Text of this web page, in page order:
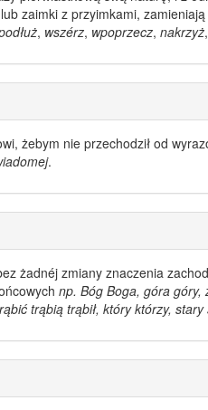
zaimki z przyimkami,
, wszérz, wpoprzecz, nakrzyż,
żebym nie przechodził od
.
żadnéj zmiany znaczenia
np. Bóg Boga, góra góry,
trąbią trąbił, który którzy,